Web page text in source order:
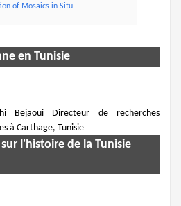
of Mosaics in Situ
en Tunisie
Bejaoui Directeur de recherches
à Carthage, Tunisie
l'histoire de la Tunisie